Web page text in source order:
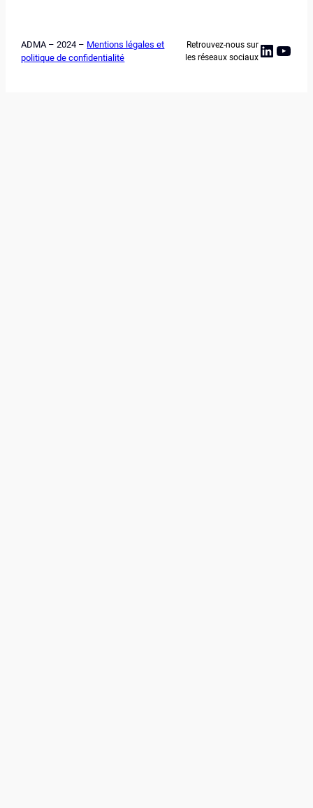
ADMA – 2024 – Mentions légales et
politique de confidentialité
Retrouvez-nous sur
les réseaux sociaux